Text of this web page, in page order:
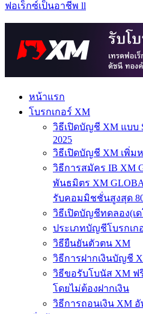
ฟอเร็กซ์เป็นอาชีพ ll
หน้าแรก
โบรกเกอร์ XM
วิธีเปิดบัญชี XM แบบ
2025
วิธีเปิดบัญชี XM เพิ่ม
วิธีการสมัคร IB XM
พันธมิตร XM
รับคอมมิชชั่นสูงสุด
วิธีเปิดบัญชีทดลอง(เ
ประเภทบัญชีโบรกเก
วิธียืนยันตัวตน XM
วิธีการฝากเงินบัญชี
วิธีขอรับโบนัส XM ฟ
โดยไม่ต้องฝากเงิน
วิธีการถอนเงิน XM อั